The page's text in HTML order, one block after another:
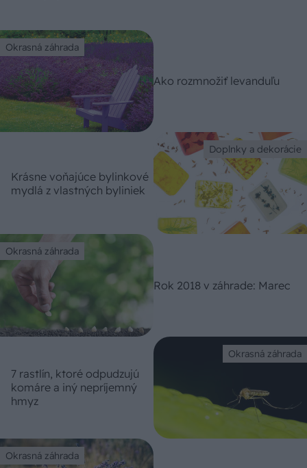
Okrasná záhrada
Ako rozmnožiť levanduľu
Doplnky a dekorácie
Krásne voňajúce bylinkové
mydlá z vlastných byliniek
Okrasná záhrada
Rok 2018 v záhrade: Marec
Okrasná záhrada
7 rastlín, ktoré odpudzujú
komáre a iný nepríjemný
hmyz
Okrasná záhrada